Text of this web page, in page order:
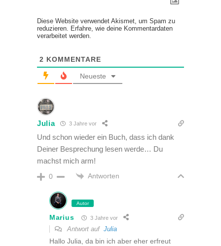
Diese Website verwendet Akismet, um Spam zu
reduzieren.
Erfahre, wie deine Kommentardaten
verarbeitet werden.
2 KOMMENTARE
Neueste
Julia 3 Jahre vor
Und schon wieder ein Buch, dass ich dank
Deiner Besprechung lesen werde… Du
machst mich arm!
0 Antworten
Autor
Marius 3 Jahre vor
Antwort auf Julia
Hallo Julia, da bin ich aber eher erfreut